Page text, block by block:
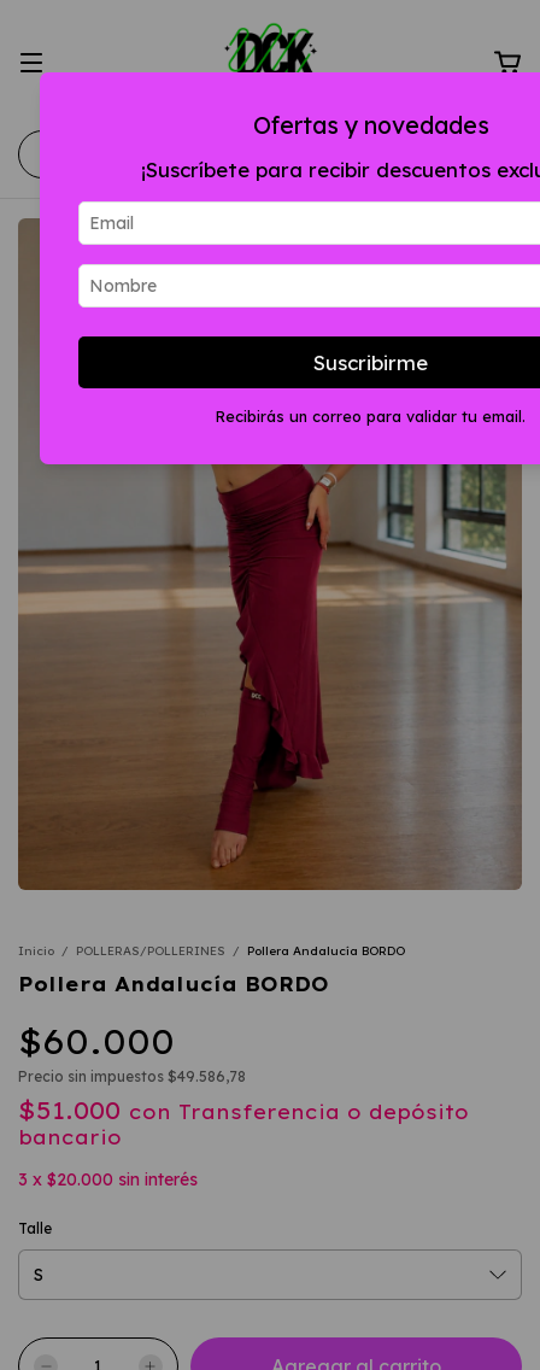
Inicio / POLLERAS/POLLERINES / Pollera Andalucía BORDO
Pollera Andalucía BORDO
$60.000
Precio sin impuestos $49.586,78
$51.000 con Transferencia o depósito
bancario
3 x $20.000 sin interés
Talle
Ofertas y novedades
¡Suscríbete para recibir descuentos
Suscribirme
Recibirás un correo para validar tu email.